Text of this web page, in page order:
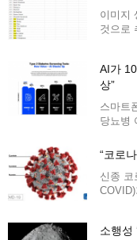
이미지
것으로
AI가
상”
스마트
당뇨병
“코로
신종 코
소행성